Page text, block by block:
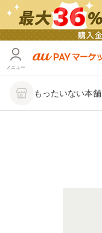
メニュー
もったいない本舗